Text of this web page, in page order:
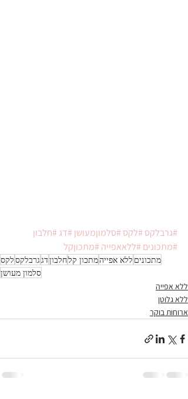
#גרבלקס#לקס#סלמוןמעושן#דג#חלבון
#מתכונים#ללאאפייה#מתכוןקל
מתכונים ללא אפייהמתכון קלחלבוןדגגרבלקסלקס
סלמון מעושן
ללא אפייה
ללא גלוטן
ארוחות בוקר